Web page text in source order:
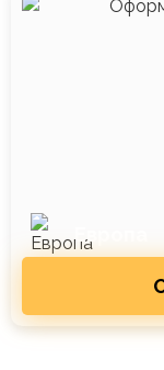
Европа